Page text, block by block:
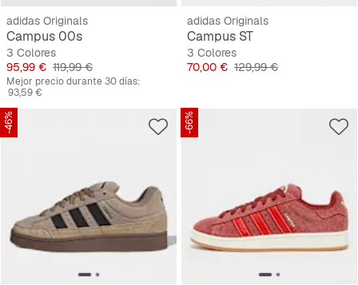
adidas Originals
Campus 00s
3 Colores
Precio
95,99 € Precio original
119,99 €
Mejor precio durante 30 días:
93,59 €
adidas Originals
Campus ST
3 Colores
Precio
70,00 € Precio original
129,99 €
-46% -66%